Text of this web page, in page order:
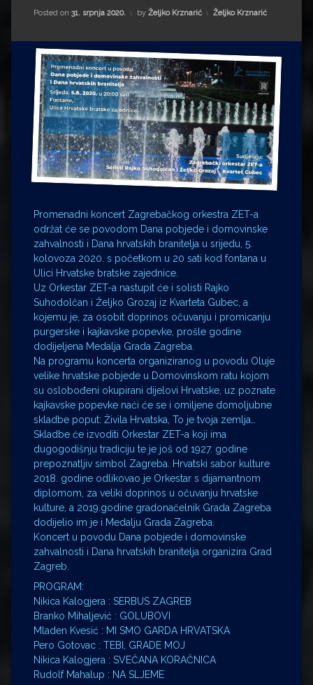
Matea Andrić
Ljiljana Lekanić-Kljaić
Željko Krznarić
Mario Lovreković
Posted on 31. srpnja 2020. by Željko Krznarić Kategorije:
Željko Krznarić
Promenadni koncert Zagrebačkog orkestra ZET-a
održat će se povodom Dana pobjede i domovinske
zahvalnosti i Dana hrvatskih branitelja u srijedu, 5.
kolovoza 2020. s početkom u 20 sati kod fontana u
Ulici Hrvatske bratske zajednice.
Uz Orkestar ZET-a nastupit će i solisti Rajko
Suhodolčan i Željko Grozaj iz Kvarteta Gubec, a
kojemu je, za osobit doprinos očuvanju i promicanju
purgerske i kajkavske popevke, prošle godine
dodijeljena Medalja Grada Zagreba.
Na programu koncerta organiziranog u povodu Oluje
velike hrvatske pobjede u Domovinskom ratu kojom
su oslobođeni okupirani dijelovi Hrvatske, uz poznate
kajkavske popevke naći će se i omiljene domoljubne
skladbe poput: Živila Hrvatska, To je tvoja zemlja…
Skladbe će izvoditi Orkestar ZET-a koji ima
dugogodišnju tradiciju te je još od 1927. godine
prepoznatljiv simbol Zagreba. Hrvatski sabor kulture
2018. godine odlikovao je Orkestar s dijamantnom
diplomom, za veliki doprinos u očuvanju hrvatske
kulture, a 2019.godine gradonačelnik Grada Zagreba
dodijelio im je i Medalju Grada Zagreba.
Koncert u povodu Dana pobjede i domovinske
zahvalnosti i Dana hrvatskih branitelja organizira Grad
Zagreb.
PROGRAM:
Nikica Kalogjera : SERBUS ZAGREB
Branko Mihaljević : GOLUBOVI
Mladen Kvesić : MI SMO GARDA HRVATSKA
Pero Gotovac : TEBI, GRADE MOJ
Nikica Kalogjera : SVEČANA KORAČNICA
Rudolf Mahalup : NA SLJEME